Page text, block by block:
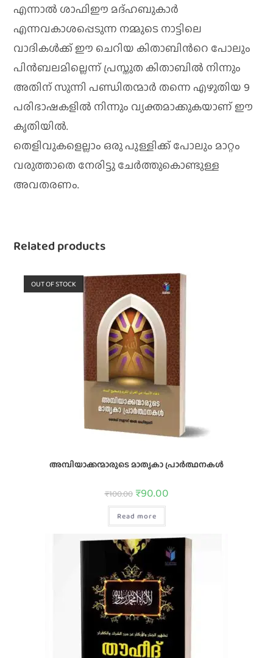
എന്നാൽ ശാഫിഈ മദ്ഹബുകാർ
എന്നവകാശപ്പെടുന്ന നമ്മുടെ നാട്ടിലെ
വാദികൾക്ക് ഈ ചെറിയ കിതാബിൻറെ പോലും
പിൻബലമില്ലെന്ന് പ്രസ്തുത കിതാബിൽ നിന്നും
അതിന് സുന്നി പണ്ഡിതന്മാർ തന്നെ എഴുതിയ 9
പരിഭാഷകളിൽ നിന്നും വ്യക്തമാക്കുകയാണ് ഈ
കൃതിയിൽ.
തെളിവുകളെല്ലാം ഒരു പുള്ളിക്ക് പോലും മാറ്റം
വരുത്താതെ നേരിട്ടു ചേർത്തുകൊണ്ടുള്ള
അവതരണം.
Related products
OUT OF STOCK
അമ്പിയാക്കന്മാരുടെ മാതൃകാ പ്രാര്‍ത്ഥനകൾ
₹100.00 ₹90.00
Read more